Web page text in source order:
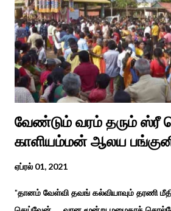
வேண்டும் வரம் தரும் ஸ்ரீ
காளியம்மன் ஆலய
ஏப்ரல் 01, 2021
"தானம் வேள்வி தவங் கல்வியாவும் தரணி